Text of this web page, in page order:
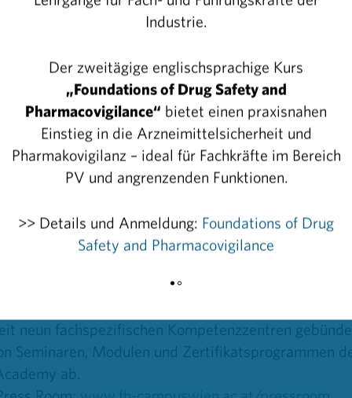
auf einem modularen Aufbau
. Die
unter:
academy@fh-campuswien.ac.at
office@pharmig-academy.at
für Zukunftsthemen
an fünf Standorten und fünf
Österreichs. In den Departments
und Gestalten, Gesundheitswissenschaften,
Politik steht ein Angebot von mehr als 60
Vollzeit-Form zur Auswahl. Anwendungsorientierte
neun fachspezifischen Kompetenzzentren
Seminaren, Modulen und Zertifikatsprogrammen
ab.
Industrie.
Der zweitägige englischsprachige Kurs
„Foundations of Drug Safety and
Pharmacovigilance“ bietet einen praxisnahen
Einstieg in die Arzneimittelsicherheit und
Pharmakovigilanz – ideal für Fachkräfte im Bereich
PV und angrenzenden Funktionen.
>> Details und Anmeldung: Foundations of Drug
Safety and Pharmacovigilance